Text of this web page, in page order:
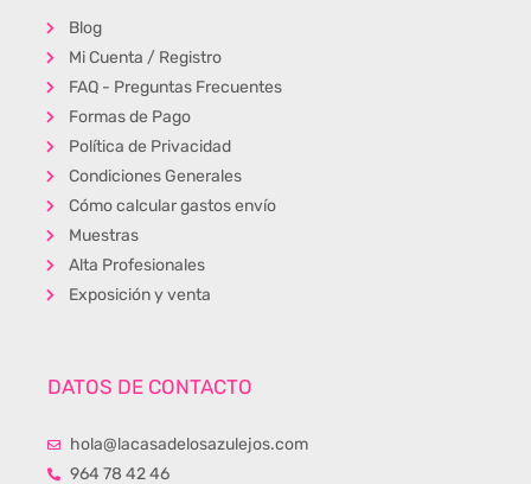
Blog
Mi Cuenta / Registro
FAQ - Preguntas Frecuentes
Formas de Pago
Política de Privacidad
Condiciones Generales
Cómo calcular gastos envío
Muestras
Alta Profesionales
Exposición y venta
DATOS DE CONTACTO
hola@lacasadelosazulejos.com
964 78 42 46